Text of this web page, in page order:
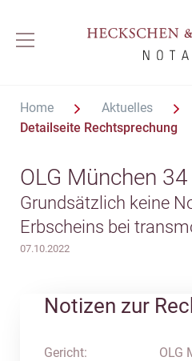
Home Aktuelles
Detailseite Rechtsprechung
OLG München
Grundsätzlich keine
Erbscheins bei
07.10.2022
Notizen zur
Gericht:
OLG